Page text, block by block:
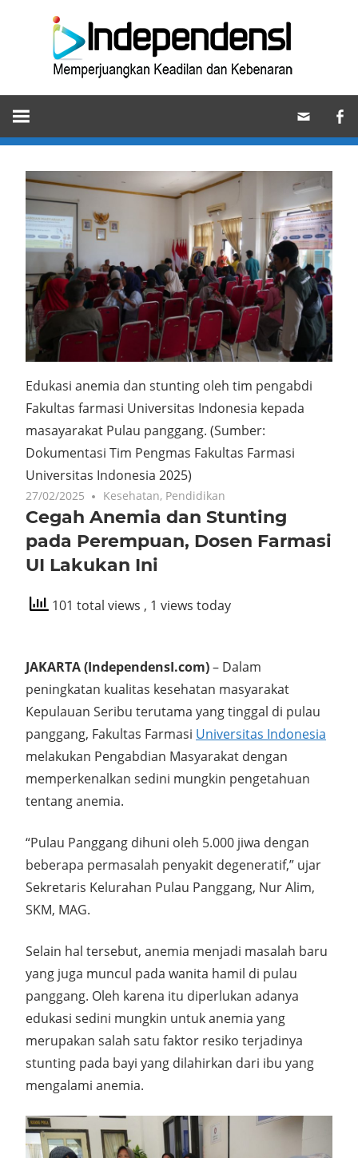
Memperjuangkan
Keadilan
dan
Kebenaran
Edukasi anemia dan stunting oleh tim pengabdi
Fakultas farmasi Universitas Indonesia kepada
masayarakat Pulau panggang. (Sumber:
Dokumentasi Tim Pengmas Fakultas Farmasi
Universitas Indonesia 2025)
27/02/2025 Kesehatan, Pendidikan
Cegah Anemia dan Stunting
pada Perempuan, Dosen Farmasi
UI Lakukan Ini
101 total views , 1 views today
JAKARTA (IndependensI.com)– Dalam
peningkatan kualitas kesehatan masyarakat
Kepulauan Seribu terutama yang tinggal di pulau
panggang, Fakultas Farmasi Universitas Indonesia
melakukan Pengabdian Masyarakat dengan
memperkenalkan sedini mungkin pengetahuan
tentang anemia.
“Pulau Panggang dihuni oleh 5.000 jiwa dengan
beberapa permasalah penyakit degeneratif,” ujar
Sekretaris Kelurahan Pulau Panggang, Nur Alim,
SKM, MAG.
Selain hal tersebut, anemia menjadi masalah baru
yang juga muncul pada wanita hamil di pulau
panggang. Oleh karena itu diperlukan adanya
edukasi sedini mungkin untuk anemia yang
merupakan salah satu faktor resiko terjadinya
stunting pada bayi yang dilahirkan dari ibu yang
mengalami anemia.